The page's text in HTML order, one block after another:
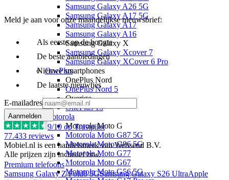
Samsung Galaxy A26 5G
Samsung Galaxy A17 5G
Samsung Galaxy A17
Samsung Galaxy A16
Samsung Galaxy X
Samsung Galaxy Xcover 7
Samsung Galaxy XCover 6 Pro
OnePlus
OnePlus Nord
OnePlus Nord 5
Overige
OnePlus 15
Motorola
Motorola Moto G
Motorola Moto G87 5G
Motorola Moto G86 5G
Motorola Moto G77
Motorola Moto G67
Motorola Moto G56 5G
Meld je aan voor onze maandelijkse nieuwsbrief:
Als eerste op de hoogte
De beste aanbiedingen
Nieuwe smartphones
De laatste nieuwtjes
E-mailadres
Aanmelden
9/10 op Trustpilot
77.433 reviews
Mobiel.nl is een handelsmerk van Websend B.V.
Alle prijzen zijn inclusief btw.
Premium telefoons
Samsung Galaxy Z Fold8 5GSamsung Galaxy S26 UltraApple